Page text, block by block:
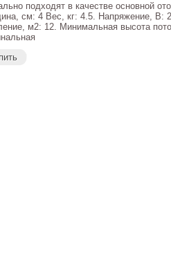
подходят в качестве основной
см: 4 Вес, кг: 4.5. Напряжение, В:
м2: 12. Минимальная высота